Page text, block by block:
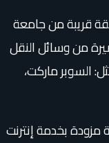
قريبة من جامعة
من وسائل النقل
السوبر ماركت،
بخدمة إنترنت